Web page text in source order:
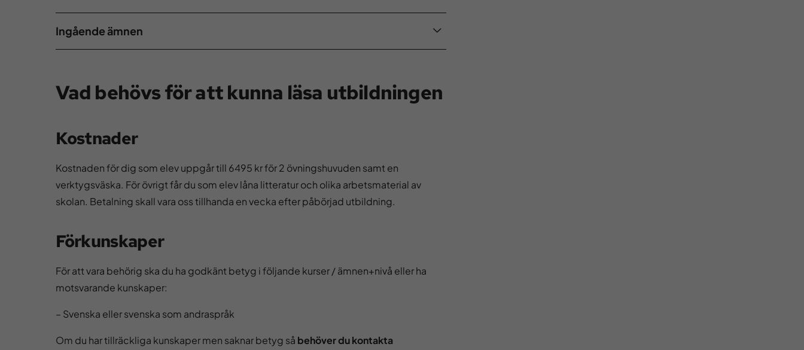
Ingående ämnen
Vad behövs för att kunna läsa utbildningen
Kostnader
Kostnaden för dig som elev uppgår till 6495 kr för 2 övningshuvuden samt en
verktygsväska. För övrigt får du som elev låna litteratur och olika arbetsmaterial av
skolan. Betalning skall vara oss tillhanda en vecka efter påbörjad utbildning.
Förkunskaper
För att vara behörig ska du ha godkänt betyg i följande kurser / ämnen+nivå eller ha
motsvarande kunskaper:
– Svenska eller svenska som andraspråk
Om du har tillräckliga kunskaper men saknar betyg så behöver du kontakta